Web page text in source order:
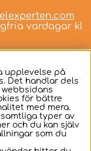
vardagar kl
upplevelse på
Det handlar dels
för bättre
med mera.
typer av
och du kan själv
som du